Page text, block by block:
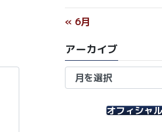
« 6月
アーカイブ
ア
オフィシャ